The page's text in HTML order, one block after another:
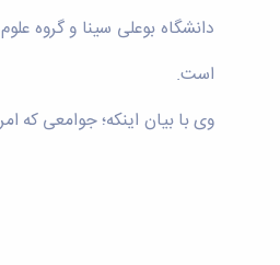
دانشگاه بوعلی سینا و گروه
است.
وی با بیان اینکه؛ جوامعی